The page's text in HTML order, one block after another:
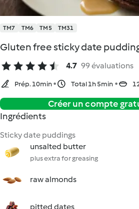
TM7 TM6 TM5 TM31
Gluten free sticky date
4.7 99 évaluations
Prép. 10min Total 1h 5min
Créer un compte
Ingrédients
Sticky date puddings
unsalted butter
plus extra for greasing
raw almonds
pitted dates